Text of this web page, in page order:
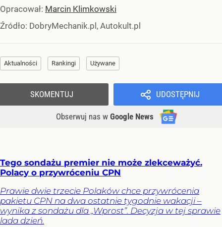
Opracował: Marcin Klimkowski
Źródło: DobryMechanik.pl, Autokult.pl
Aktualności Rankingi Używane
UDOSTĘPNIJ
Obserwuj nas w Google News
SKOMENTUJ
Tego sondażu premier nie może zlekceważyć.
Polacy o przywróceniu CPN
Prawie dwie trzecie Polaków chce przywrócenia
pakietu CPN na dwa ostatnie tygodnie wakacji –
wynika z sondażu dla „Wprost”. Decyzja w tej sprawie
lada dzień.